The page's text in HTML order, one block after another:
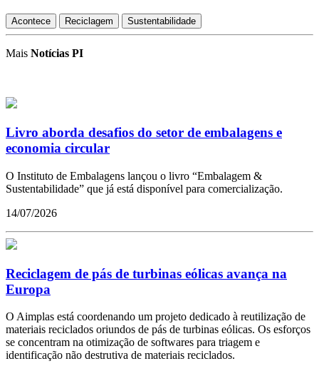
Acontece Reciclagem Sustentabilidade
Mais Notícias PI
Livro aborda desafios do setor de embalagens e
economia circular
O Instituto de Embalagens lançou o livro “Embalagem &
Sustentabilidade” que já está disponível para comercialização.
14/07/2026
Reciclagem de pás de turbinas eólicas avança na
Europa
O Aimplas está coordenando um projeto dedicado à reutilização de
materiais reciclados oriundos de pás de turbinas eólicas. Os esforços
se concentram na otimização de softwares para triagem e
identificação não destrutiva de materiais reciclados.